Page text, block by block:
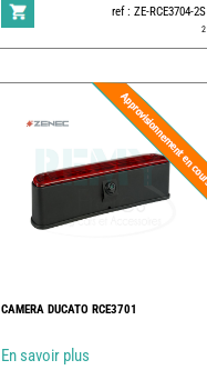
ref : ZE-RCE3704-2S
2
CAMERA DUCATO RCE3701
En savoir plus